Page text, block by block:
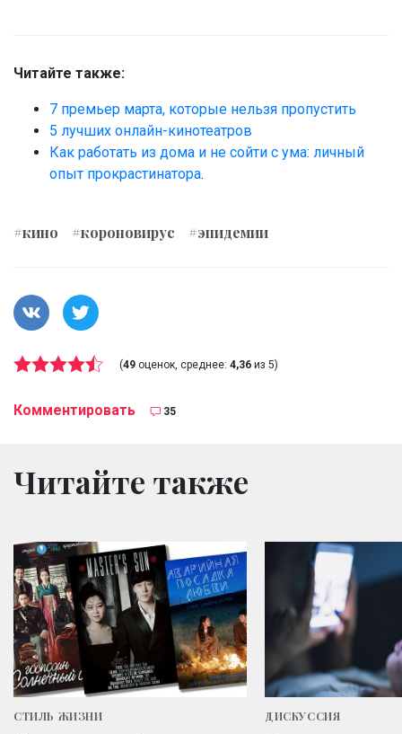
Читайте также:
7 премьер марта, которые нельзя пропустить
5 лучших онлайн-кинотеатров
Как работать из дома и не сойти с ума: личный
опыт прокрастинатора.
#кино #короновирус #эпидемии
(49 оценок, среднее: 4,36 из 5)
Комментировать 35
Читайте также
СТИЛЬ ЖИЗНИ ДИСКУССИЯ